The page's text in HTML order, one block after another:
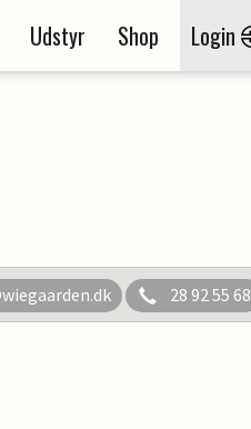
Udstyr Shop Login
28 92 55 68